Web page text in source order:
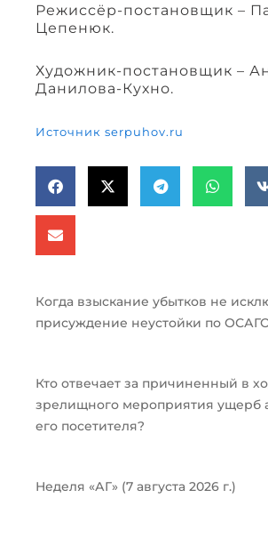
Режиссёр-постановщик –
Цепенюк.
Художник-постановщик –
Данилова-Кухно.
Источник serpuhov.ru
Когда взыскание убытков не
присуждение неустойки по
Кто отвечает за причиненный в
зрелищного мероприятия ущерб
его посетителя?
Неделя «АГ» (7 августа 2026 г.)